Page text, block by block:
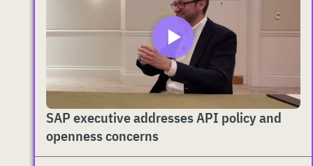
SAP executive addresses API policy and
openness concerns